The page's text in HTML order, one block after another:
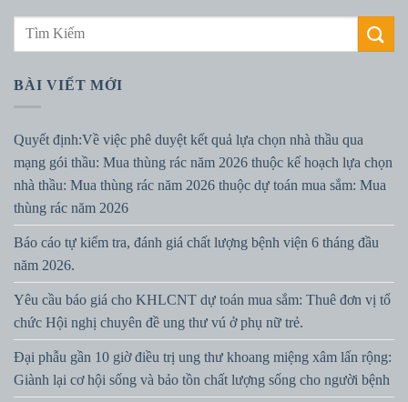
BÀI VIẾT MỚI
Quyết định:Về việc phê duyệt kết quả lựa chọn nhà thầu qua
mạng gói thầu: Mua thùng rác năm 2026 thuộc kế hoạch lựa chọn
nhà thầu: Mua thùng rác năm 2026 thuộc dự toán mua sắm: Mua
thùng rác năm 2026
Báo cáo tự kiểm tra, đánh giá chất lượng bệnh viện 6 tháng đầu
năm 2026.
Yêu cầu báo giá cho KHLCNT dự toán mua sắm: Thuê đơn vị tổ
chức Hội nghị chuyên đề ung thư vú ở phụ nữ trẻ.
Đại phẫu gần 10 giờ điều trị ung thư khoang miệng xâm lấn rộng:
Giành lại cơ hội sống và bảo tồn chất lượng sống cho người bệnh